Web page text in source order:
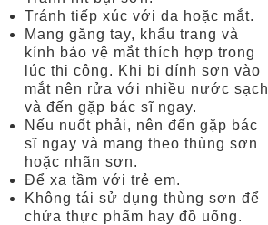
Tránh tiếp xúc với da hoặc mắt.
Mang găng tay, khẩu trang và
kính bảo vệ mắt thích hợp trong
lúc thi công. Khi bị dính sơn vào
mắt nên rửa với nhiều nước sạch
và đến gặp bác sĩ ngay.
Nếu nuốt phải, nên đến gặp bác
sĩ ngay và mang theo thùng sơn
hoặc nhãn sơn.
Để xa tầm với trẻ em.
Không tái sử dụng thùng sơn để
chứa thực phẩm hay đồ uống.